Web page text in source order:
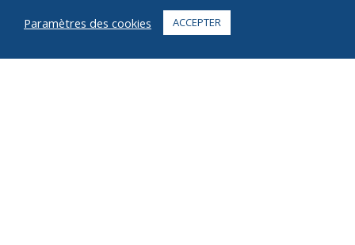
Paramètres des cookies
ACCEPTER